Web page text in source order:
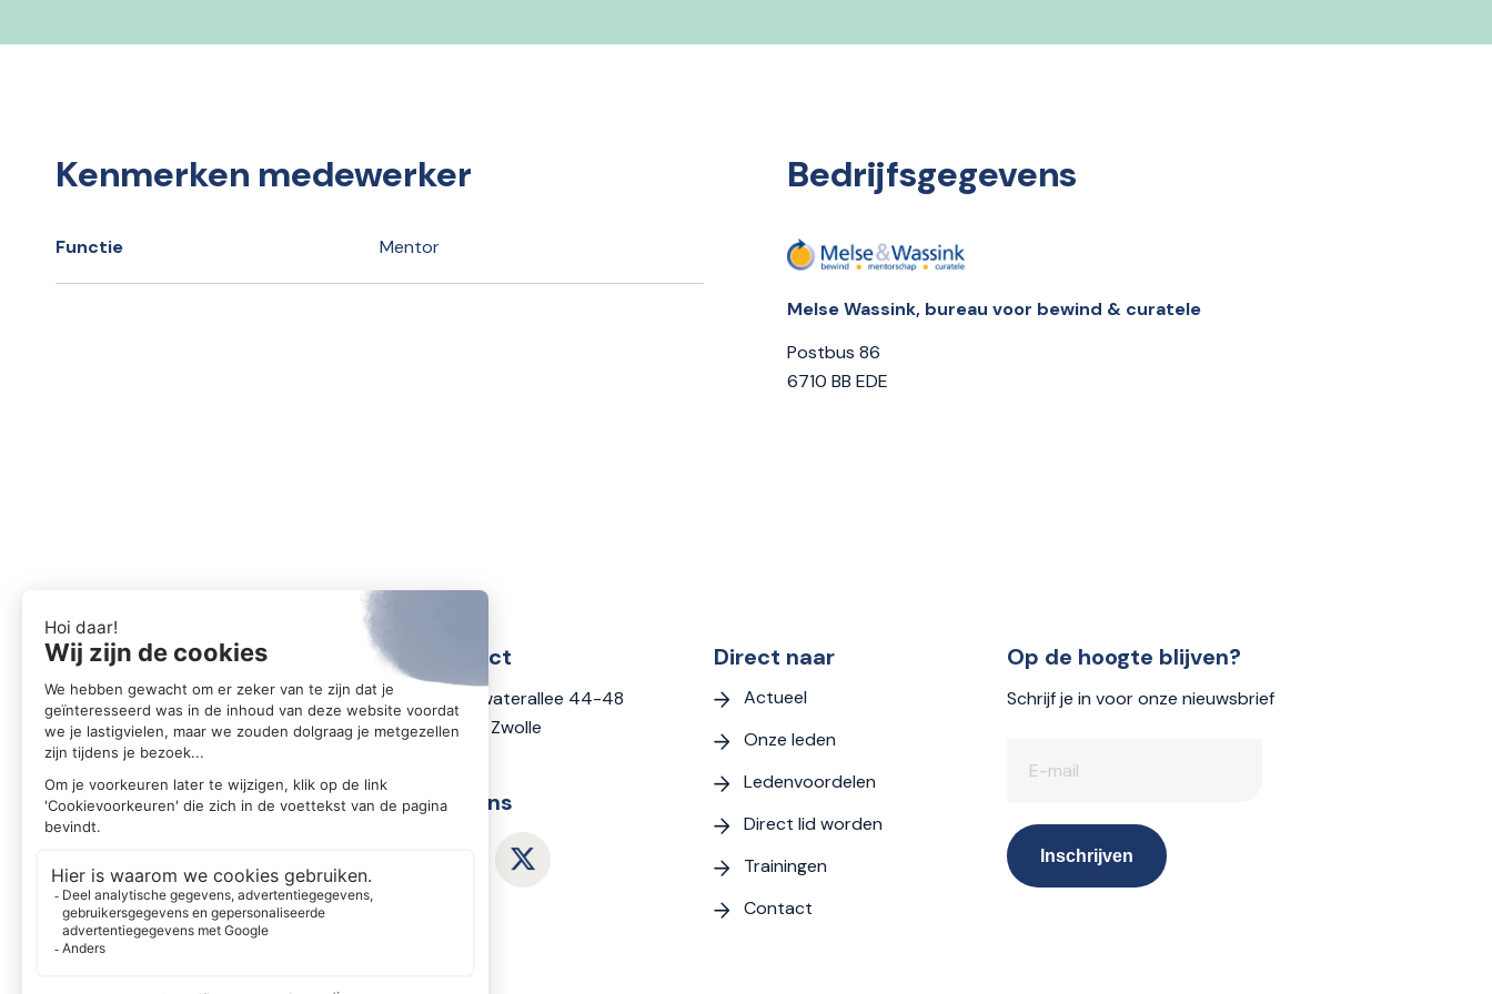
Kenmerken medewerker
Functie Mentor
Bedrijfsgegevens
Melse Wassink, bureau voor bewind & curatele
Postbus 86
6710 BB EDE
Contact
Zwartewaterallee 44-48
8031 DX Zwolle
Volg ons
Direct naar
Actueel
Onze leden
Ledenvoordelen
Direct lid worden
Trainingen
Contact
Op de hoogte blijven?
Schrijf je in voor onze nieuwsbrief